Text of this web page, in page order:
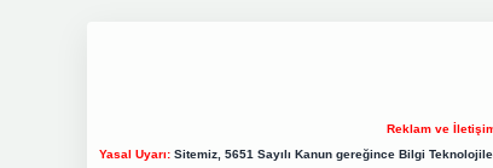
Reklam ve
Yasal Uyarı:Sitemiz, 5651 Sayılı Kanun gereğince Bilgi